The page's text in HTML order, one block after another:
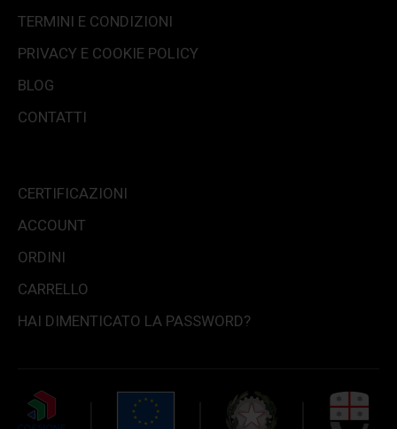
TERMINI E CONDIZIONI
PRIVACY E COOKIE POLICY
BLOG
CONTATTI
CERTIFICAZIONI
ACCOUNT
ORDINI
CARRELLO
HAI DIMENTICATO LA PASSWORD?